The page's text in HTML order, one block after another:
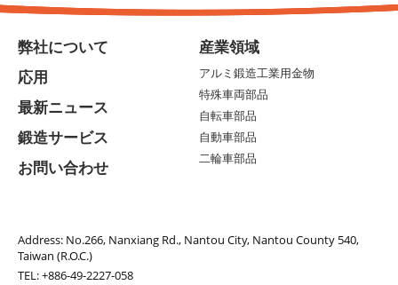
弊社について
応用
最新ニュース
鍛造サービス
お問い合わせ
産業領域
アルミ鍛造工業用金物
特殊車両部品
自転車部品
自動車部品
二輪車部品
Address: No.266, Nanxiang Rd., Nantou City, Nantou County 540,
Taiwan (R.O.C.)
TEL:+886-49-2227-058